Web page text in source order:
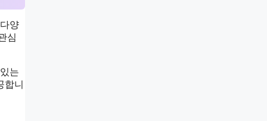
양
심
는
합니